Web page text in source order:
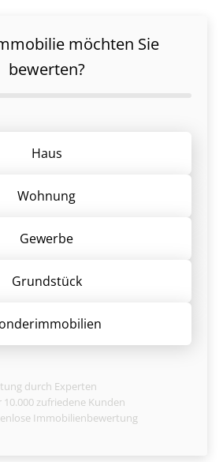
möchten Sie
bewerten?
Haus
Wohnung
Gewerbe
Grund­stück
durch Experten
10.000 zufriedene Kunden
Immobilienbewertung